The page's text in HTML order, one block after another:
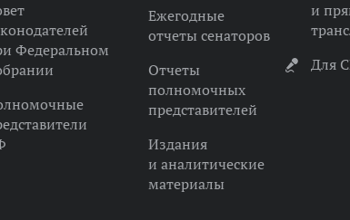
Федеральном
Ежегодные
отчеты сенаторов
Отчеты
полномочных
представителей
Издания
и аналитические
материалы
и
Для